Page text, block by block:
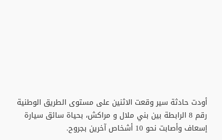
أودت حادثة سير وقعت الاثنين على مستوى الطريق الوطنية
رقم 8 الرابطة بين بني ملال و مراكش، بحياة سائق سيارة
إسعاف وأصابت نحو 10 أشخاص آخرين بجروح.